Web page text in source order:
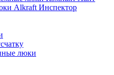
Alkraft Инспектор
люки